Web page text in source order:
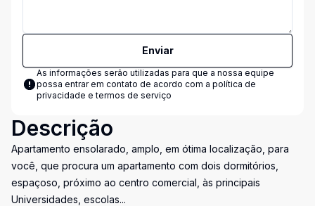
Enviar
As informações serão utilizadas para que a nossa equipe
possa entrar em contato de acordo com a política de
privacidade e termos de serviço
Descrição
Apartamento ensolarado, amplo, em ótima localização, para
você, que procura um apartamento com dois dormitórios,
espaçoso, próximo ao centro comercial, às principais
Universidades, escolas...